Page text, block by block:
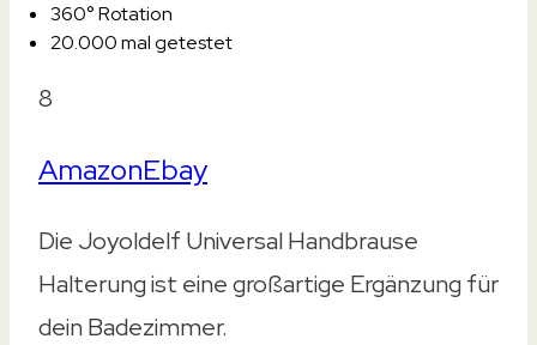
360° Rotation
20.000 mal getestet
8
AmazonEbay
Die Joyoldelf Universal Handbrause
Halterung ist eine großartige Ergänzung für
dein Badezimmer.